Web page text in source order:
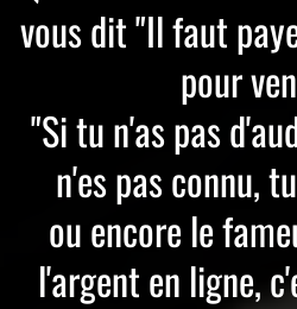
vous dit "Il faut
pour
"Si tu n'as pas
n'es pas connu,
ou encore le
l'argent en ligne,